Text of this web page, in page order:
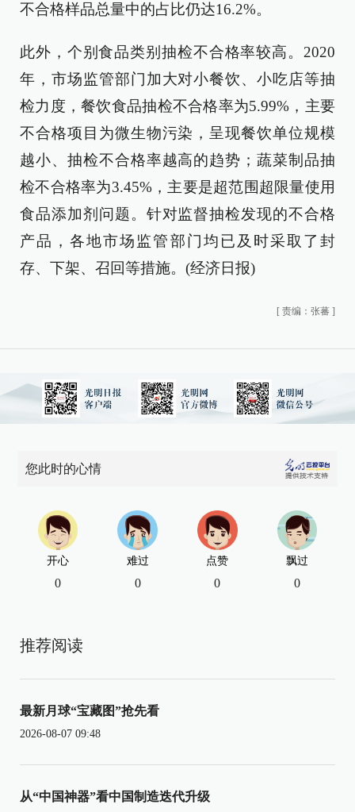
不合格样品总量中的占比仍达16.2%。
此外，个别食品类别抽检不合格率较高。2020
年，市场监管部门加大对小餐饮、小吃店等抽
检力度，餐饮食品抽检不合格率为5.99%，主要
不合格项目为微生物污染，呈现餐饮单位规模
越小、抽检不合格率越高的趋势；蔬菜制品抽
检不合格率为3.45%，主要是超范围超限量使用
食品添加剂问题。针对监督抽检发现的不合格
产品，各地市场监管部门均已及时采取了封
存、下架、召回等措施。(经济日报)
[ 责编：张蕃 ]
您此时的心情
开心
0
难过
0
点赞
0
飘过
0
推荐阅读
最新月球“宝藏图”抢先看
2026-08-07 09:48
从“中国神器”看中国制造迭代升级